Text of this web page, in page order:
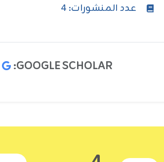
عدد المنشورات: 4
GOOGLE SCHOLAR: